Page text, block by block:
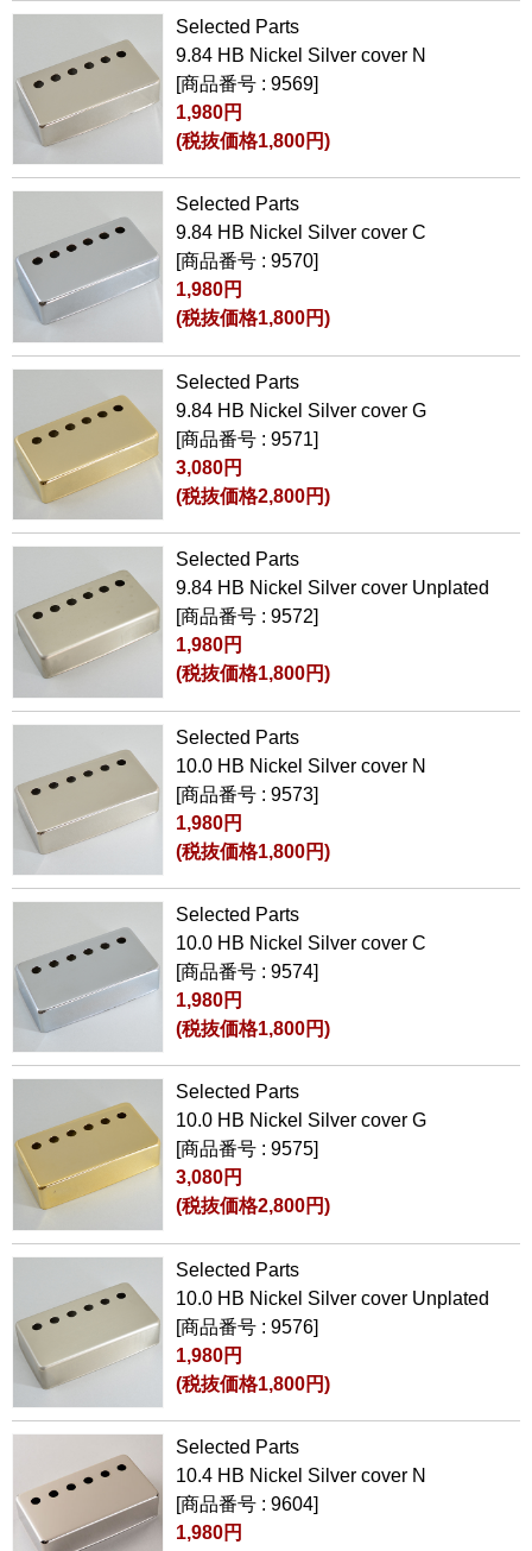
Selected Parts
9.84 HB Nickel Silver cover N
[商品番号 : 9569]
1,980円
(税抜価格1,800円)
Selected Parts
9.84 HB Nickel Silver cover C
[商品番号 : 9570]
1,980円
(税抜価格1,800円)
Selected Parts
9.84 HB Nickel Silver cover G
[商品番号 : 9571]
3,080円
(税抜価格2,800円)
Selected Parts
9.84 HB Nickel Silver cover Unplated
[商品番号 : 9572]
1,980円
(税抜価格1,800円)
Selected Parts
10.0 HB Nickel Silver cover N
[商品番号 : 9573]
1,980円
(税抜価格1,800円)
Selected Parts
10.0 HB Nickel Silver cover C
[商品番号 : 9574]
1,980円
(税抜価格1,800円)
Selected Parts
10.0 HB Nickel Silver cover G
[商品番号 : 9575]
3,080円
(税抜価格2,800円)
Selected Parts
10.0 HB Nickel Silver cover Unplated
[商品番号 : 9576]
1,980円
(税抜価格1,800円)
Selected Parts
10.4 HB Nickel Silver cover N
[商品番号 : 9604]
1,980円